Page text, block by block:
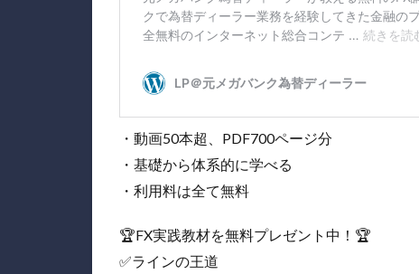
・動画50本超、PDF700ページ分
・基礎から体系的に学べる
・利用料は全て無料
🏆FX実践教材を無料プレゼント中！🏆
✅ラインの王道